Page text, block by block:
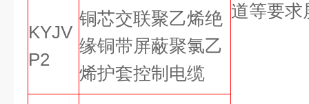
道等要求
KYJV
P2
铜芯交联聚乙烯绝
缘铜带屏蔽聚氯乙
烯护套控制电缆